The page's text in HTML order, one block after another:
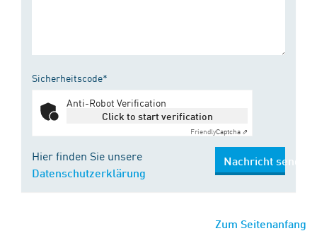
Sicherheitscode*
Anti-Robot Verification
Click to start verification
FriendlyCaptcha ⇗
Hier finden Sie unsere
Datenschutzerklärung
Nachricht senden
Zum Seitenanfang